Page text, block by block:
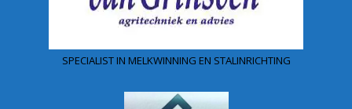
SPECIALIST IN MELKWINNING EN STALINRICHTING